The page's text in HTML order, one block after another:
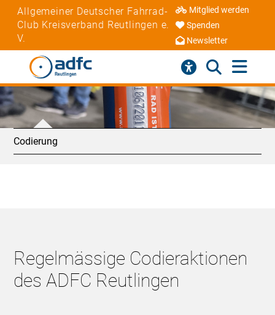
Allgemeiner Deutscher Fahrrad-
Club Kreisverband Reutlingen e.
V.
Mitglied werden
Spenden
Newsletter
Codierung
Regelmässige Codieraktionen
des ADFC Reutlingen